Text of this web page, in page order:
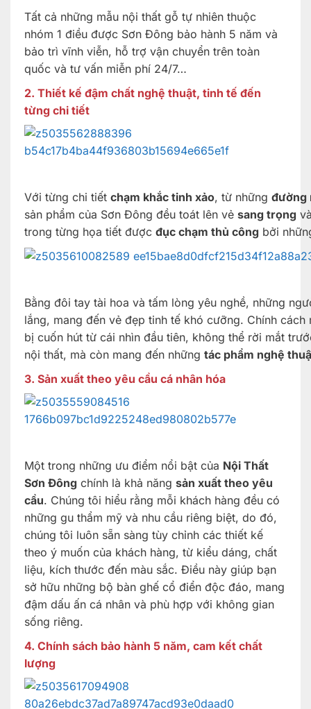
Tất cả những mẫu nội thất gỗ tự nhiên thuộc
nhóm 1 điều được Sơn Đông bảo hành 5 năm và
bảo trì vĩnh viễn, hỗ trợ vận chuyển trên toàn
quốc và tư vấn miễn phí 24/7…
2. Thiết kế đậm chất nghệ thuật, tinh tế đến
từng chi tiết
Với từng chi tiết chạm khắc tinh xảo, từ những đường
sản phẩm của Sơn Đông đều toát lên vẻ sang trọng
trong từng họa tiết được đục chạm thủ công bởi
Bằng đôi tay tài hoa và tấm lòng yêu nghề, những
lắng, mang đến vẻ đẹp tinh tế khó cưỡng. Chính
bị cuốn hút từ cái nhìn đầu tiên, không thể rời mắt
nội thất, mà còn mang đến những tác phẩm nghệ
3. Sản xuất theo yêu cầu cá nhân hóa
Một trong những ưu điểm nổi bật của Nội Thất
Sơn Đông chính là khả năng sản xuất theo yêu
cầu. Chúng tôi hiểu rằng mỗi khách hàng đều có
những gu thẩm mỹ và nhu cầu riêng biệt, do đó,
chúng tôi luôn sẵn sàng tùy chỉnh các thiết kế
theo ý muốn của khách hàng, từ kiểu dáng, chất
liệu, kích thước đến màu sắc. Điều này giúp bạn
sở hữu những bộ bàn ghế cổ điển độc đáo, mang
đậm dấu ấn cá nhân và phù hợp với không gian
sống riêng.
4. Chính sách bảo hành 5 năm, cam kết chất
lượng